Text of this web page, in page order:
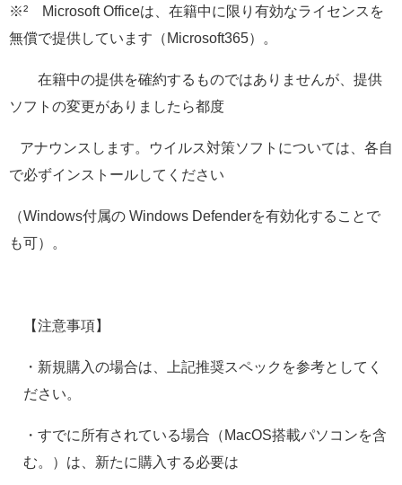
※² Microsoft Officeは、在籍中に限り有効なライセンスを
無償で提供しています（Microsoft365）。
在籍中の提供を確約するものではありませんが、提供
ソフトの変更がありましたら都度
アナウンスします。ウイルス対策ソフトについては、各自
で必ずインストールしてください
（Windows付属の Windows Defenderを有効化することで
も可）。
【注意事項】
・新規購入の場合は、上記推奨スペックを参考としてく
ださい。
・すでに所有されている場合（MacOS搭載パソコンを含
む。）は、新たに購入する必要は